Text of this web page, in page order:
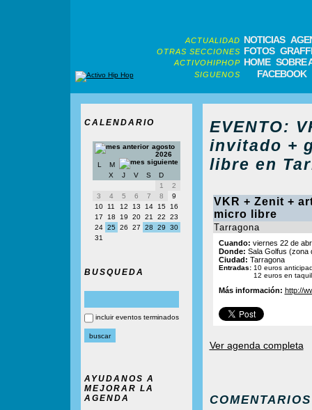
ACTUALIDAD NOTICIAS
OTRAS SECCIONES FOTOS
ACTIVOHIPHOP HOME SOBRE
SIGUENOS FACEBOOK
CALENDARIO
agosto
2026
L
M
X
J V S
D
1
2
3
4 5 6 7 8
9
10
11 12 13 14 15
16
17
18 19 20 21 22
23
24 25 26 27 28 29
30
31
BUSQUEDA
incluir eventos terminados
AYUDANOS A
MEJORAR LA
AGENDA
EVENTO:
invitado +
libre en
VKR + Zenit +
micro libre
Tarragona
Cuando: viernes 22 de
Donde: Sala Golfus (zona
Ciudad: Tarragona
Entradas: 10 euros
12 euros en
Más información: http://
Ver agenda completa
COMENTARIOS